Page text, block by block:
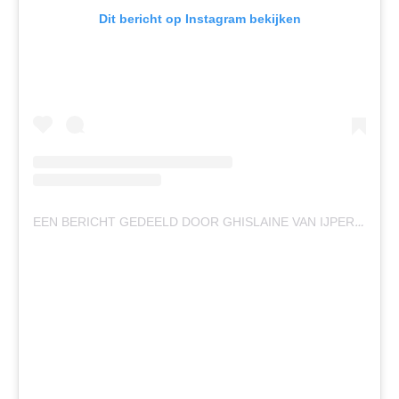
Dit bericht op Instagram bekijken
EEN BERICHT GEDEELD DOOR GHISLAINE VAN IJPEREN (@GHISLAINEVANIJPEREN)